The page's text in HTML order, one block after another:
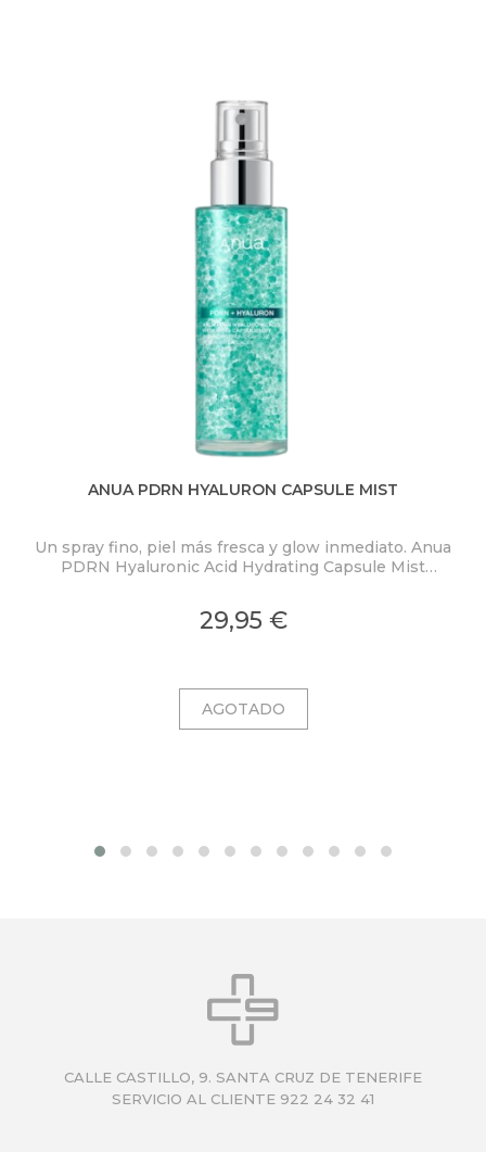
ANUA PDRN HYALURON CAPSULE MIST
Un spray fino, piel más fresca y glow inmediato. Anua
PDRN Hyaluronic Acid Hydrating Capsule Mist
ultrafinas que se funden al contacto con la piel.
29,95 €
CALLE CASTILLO, 9. SANTA CRUZ DE TENERIFE
SERVICIO AL CLIENTE 922 24 32 41